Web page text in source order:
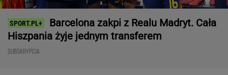
Barcelona zakpi z Realu Madryt. Cała
Hiszpania żyje jednym transferem
SUBSKRYPCJA